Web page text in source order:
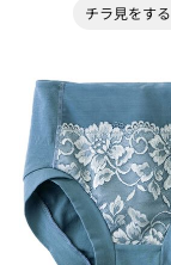
チラ見をする